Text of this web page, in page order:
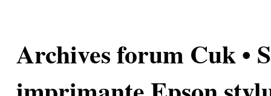
Archives forum Cuk •